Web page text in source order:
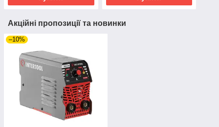
Акційні пропозиції та новинки
–10%